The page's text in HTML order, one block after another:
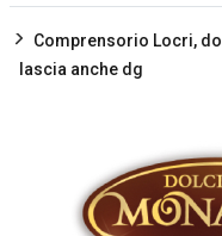
Comprensorio Locri,
lascia anche dg